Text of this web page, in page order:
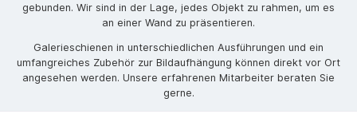
gebunden. Wir sind in der Lage, jedes Objekt zu rahmen, um es
an einer Wand zu präsentieren.
Galerieschienen in unterschiedlichen Ausführungen und ein
umfangreiches Zubehör zur Bildaufhängung können direkt vor Ort
angesehen werden. Unsere erfahrenen Mitarbeiter beraten Sie
gerne.